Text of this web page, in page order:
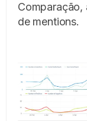
Comparação,
de mentions.